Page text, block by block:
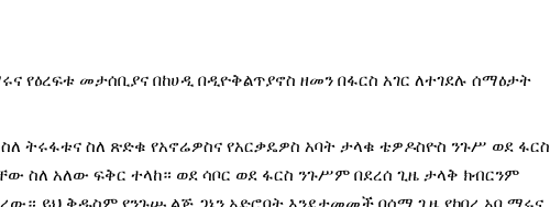
የዕረፍቱ መታሰቢያና በከሀዲ በዲዮቅልጥያኖስ ዘመን በፋርስ አገር ለተገደሉ ሰማዕታት
ትሩፋቱና ስለ ጽድቁ የአኖሬዎስና የአርቃዴዎስ አባት ታላቁ ቴዎዶስዮስ ንጉሥ ወደ ፋርስ
ስለ አለው ፍቅር ተላከ። ወደ ሳቦር ወደ ፋርስ ንጉሥም በደረሰ ጊዜ ታላቅ ክብርንም
ይህ ቅዱስም የንጉሡ ልጅ ጋኔን አድሮባት እንደታመመች በሰማ ጊዜ የከበረ አባ ማሩና